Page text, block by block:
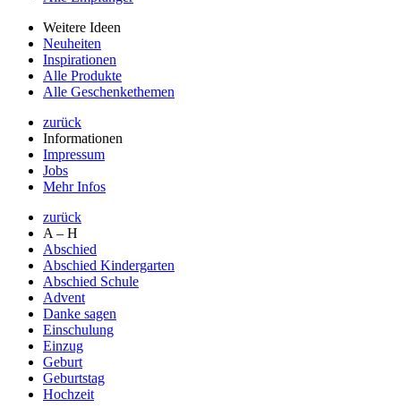
Weitere Ideen
Neuheiten
Inspirationen
Alle Produkte
Alle Geschenkethemen
zurück
Informationen
Impressum
Jobs
Mehr Infos
zurück
A – H
Abschied
Abschied Kindergarten
Abschied Schule
Advent
Danke sagen
Einschulung
Einzug
Geburt
Geburtstag
Hochzeit